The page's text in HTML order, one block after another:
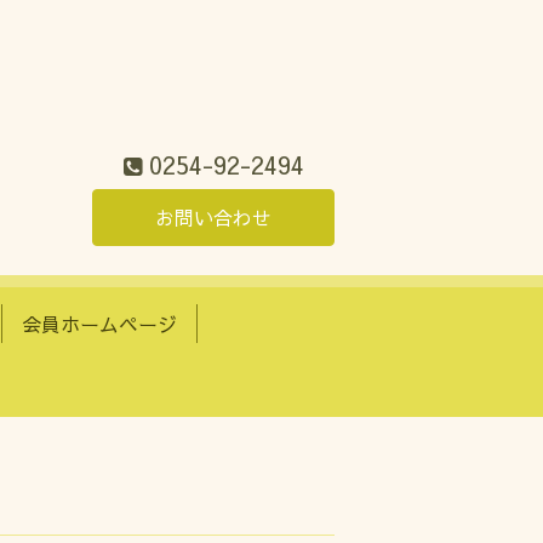
0254-92-2494
お問い合わせ
会員ホームページ